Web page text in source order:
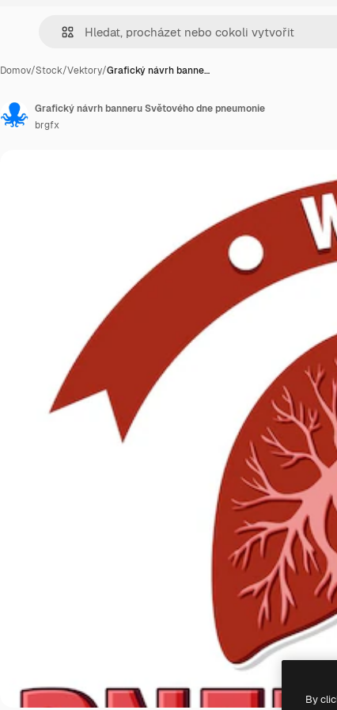
Domov/Stock/Vektory/Grafický návrh banne…
Grafický návrh banneru Světového dne pneumonie
brgfx
By